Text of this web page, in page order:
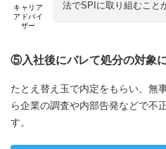
キャリア
アドバイ
ザー
法でSPIに取り組むこと
⑤入社後にバレて処分の対象
たとえ替え玉で内定をもらい、無
ら企業の調査や内部告発などで不
す。